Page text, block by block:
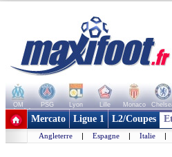
OM PSG Lyon Lille Monaco
+ de clubs
Mercato Ligue 1 L2/Coupes
Angleterre | Espagne | Italie |